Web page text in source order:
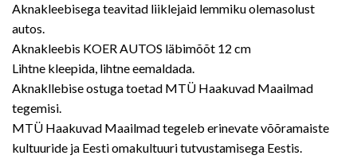
Aknakleebisega teavitad liiklejaid lemmiku olemasolust
autos.
Aknakleebis KOER AUTOS läbimõõt 12 cm
Lihtne kleepida, lihtne eemaldada.
Aknakllebise ostuga toetad MTÜ Haakuvad Maailmad
tegemisi.
MTÜ Haakuvad Maailmad tegeleb erinevate võõramaiste
kultuuride ja Eesti omakultuuri tutvustamisega Eestis.